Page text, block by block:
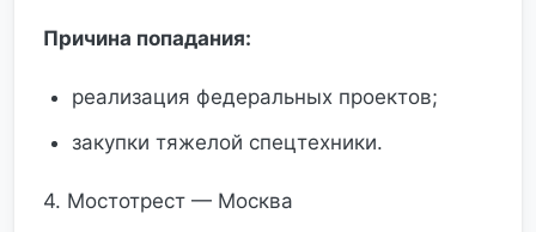
Причина попадания:
реализация федеральных проектов;
закупки тяжелой спецтехники.
4. Мостотрест — Москва